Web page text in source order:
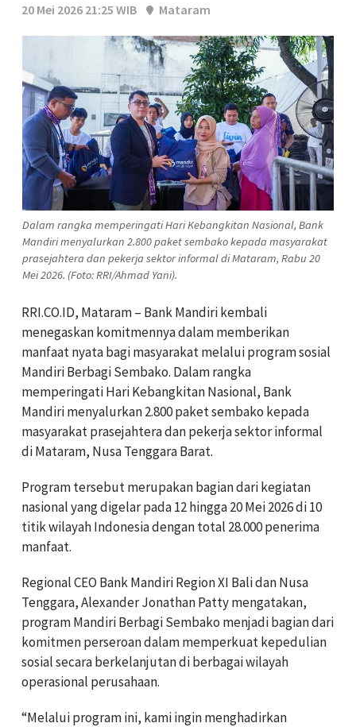
20 Mei 2026 21:25 WIB
Mataram
Dalam rangka memperingati Hari Kebangkitan Nasional, Bank
Mandiri menyalurkan 2.800 paket sembako kepada masyarakat
prasejahtera dan pekerja sektor informal di Mataram, Rabu 20
Mei 2026. (Foto: RRI/Ahmad Yani).
RRI.CO.ID, Mataram – Bank Mandiri kembali
menegaskan komitmennya dalam memberikan
manfaat nyata bagi masyarakat melalui program sosial
Mandiri Berbagi Sembako. Dalam rangka
memperingati Hari Kebangkitan Nasional, Bank
Mandiri menyalurkan 2.800 paket sembako kepada
masyarakat prasejahtera dan pekerja sektor informal
di Mataram, Nusa Tenggara Barat.
Program tersebut merupakan bagian dari kegiatan
nasional yang digelar pada 12 hingga 20 Mei 2026 di 10
titik wilayah Indonesia dengan total 28.000 penerima
manfaat.
Regional CEO Bank Mandiri Region XI Bali dan Nusa
Tenggara, Alexander Jonathan Patty mengatakan,
program Mandiri Berbagi Sembako menjadi bagian dari
komitmen perseroan dalam memperkuat kepedulian
sosial secara berkelanjutan di berbagai wilayah
operasional perusahaan.
“Melalui program ini, kami ingin menghadirkan